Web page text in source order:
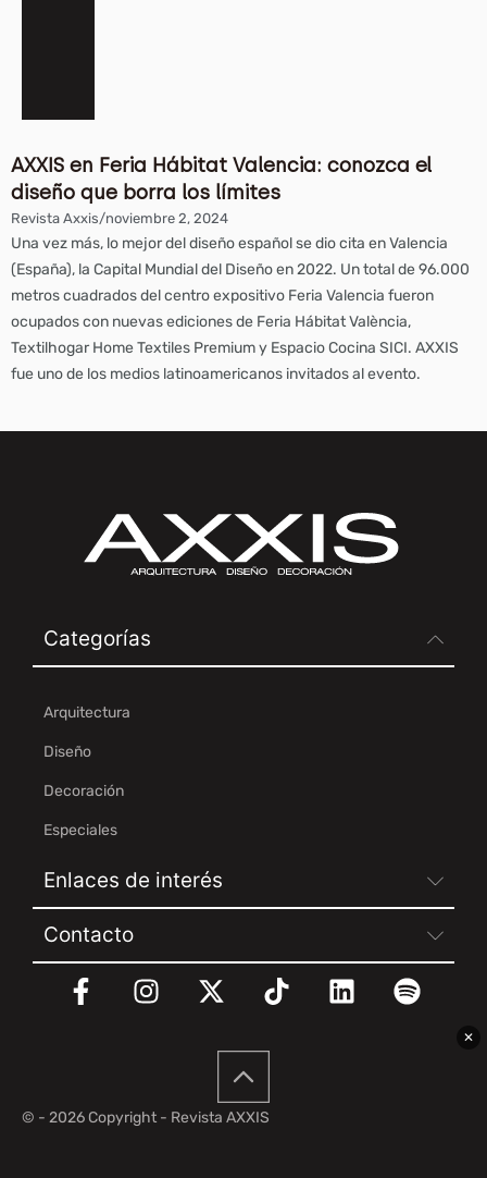
AXXIS en Feria Hábitat Valencia: conozca el
diseño que borra los límites
Revista Axxis/noviembre 2, 2024
Una vez más, lo mejor del diseño español se dio cita en Valencia
(España), la Capital Mundial del Diseño en 2022. Un total de 96.000
metros cuadrados del centro expositivo Feria Valencia fueron
ocupados con nuevas ediciones de Feria Hábitat València,
Textilhogar Home Textiles Premium y Espacio Cocina SICI. AXXIS
fue uno de los medios latinoamericanos invitados al evento.
✕
Categorías
Arquitectura
Diseño
Decoración
Especiales
Enlaces de interés
Contacto
© - 2026 Copyright - Revista AXXIS